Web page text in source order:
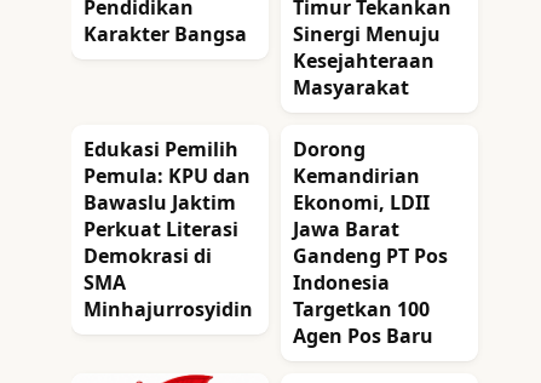
Pendidikan
Karakter Bangsa
Timur Tekankan
Sinergi Menuju
Kesejahteraan
Masyarakat
Edukasi Pemilih
Pemula: KPU dan
Bawaslu Jaktim
Perkuat Literasi
Demokrasi di
SMA
Minhajurrosyidin
Dorong
Kemandirian
Ekonomi, LDII
Jawa Barat
Gandeng PT Pos
Indonesia
Targetkan 100
Agen Pos Baru